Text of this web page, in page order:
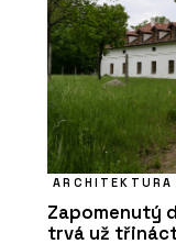
ARCHITEKTURA
Zapomenutý
trvá už